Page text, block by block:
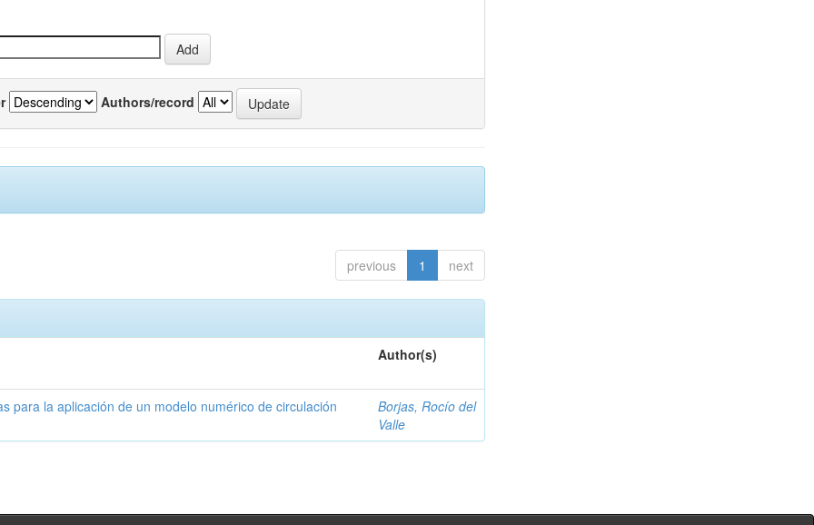
Authors/record
previous 1 next
Author(s)
para la aplicación de un modelo numérico de circulación
Borjas, Rocío del
Valle